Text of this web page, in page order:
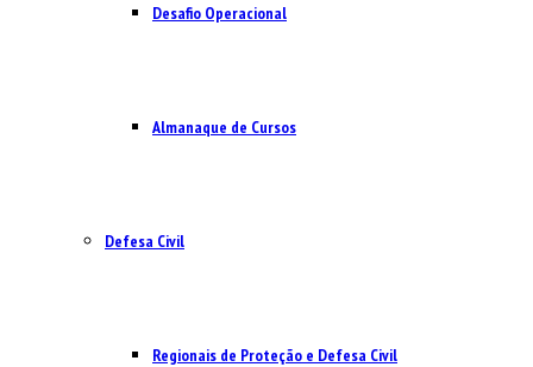
Desafio Operacional
Almanaque de Cursos
Defesa Civil
Regionais de Proteção e Defesa Civil